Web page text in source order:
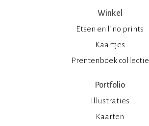
Winkel
Etsen en lino prints
Kaartjes
Prentenboek collectie
Portfolio
Illustraties
Kaarten